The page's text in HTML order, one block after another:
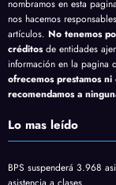
nombramos en esta
nos hacemos
artículos. No tenemos
créditosde entidades
información en la pagina
ofrecemos prestamos ni
recomendamos a
Lo mas leído
BPS suspenderá 3.968